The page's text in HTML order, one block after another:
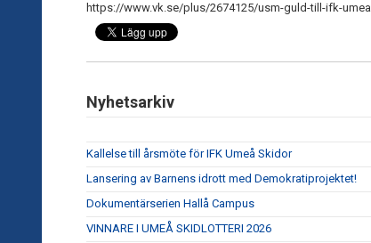
https://www.vk.se/plus/2674125/usm-guld-till-ifk-umea
Nyhetsarkiv
Kallelse till årsmöte för IFK Umeå Skidor
Lansering av Barnens idrott med Demokratiprojektet!
Dokumentärserien Hallå Campus
VINNARE I UMEÅ SKIDLOTTERI 2026